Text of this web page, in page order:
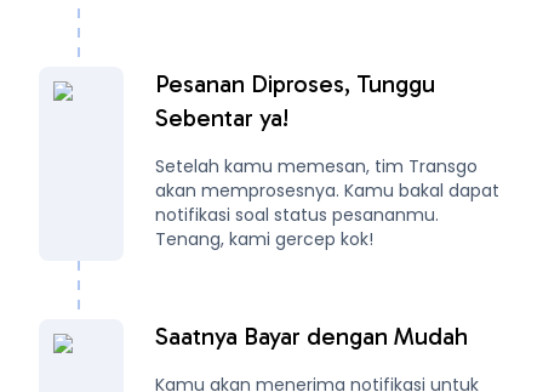
Pesanan Diproses, Tunggu
Sebentar ya!
Setelah kamu memesan, tim Transgo
akan memprosesnya. Kamu bakal dapat
notifikasi soal status pesananmu.
Tenang, kami gercep kok!
Saatnya Bayar dengan Mudah
Kamu akan menerima notifikasi untuk